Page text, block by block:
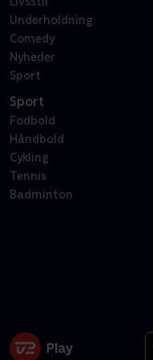
Underholdning
Comedy
Nyheder
Sport
Sport
Fodbold
Håndbold
Cykling
Tennis
Badminton